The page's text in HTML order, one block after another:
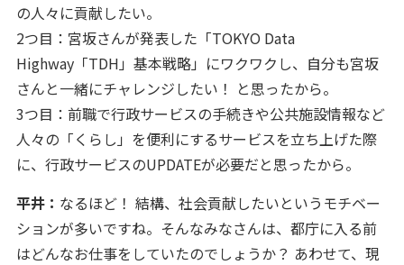
の人々に貢献したい。
2つ目：宮坂さんが発表した「TOKYO Data
Highway「TDH」基本戦略」にワクワクし、自分も宮坂
さんと一緒にチャレンジしたい！ と思ったから。
3つ目：前職で行政サービスの手続きや公共施設情報など
人々の「くらし」を便利にするサービスを立ち上げた際
に、行政サービスのUPDATEが必要だと思ったから。
平井： なるほど！ 結構、社会貢献したいというモチベー
ションが多いですね。そんなみなさんは、都庁に入る前
はどんなお仕事をしていたのでしょうか？ あわせて、現